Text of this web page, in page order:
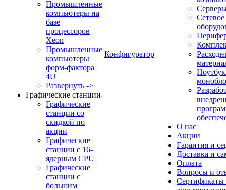
Промышленные
компьютеры на
базе
процессоров
Xeon
Промышленные
компьютеры
форм-фактора
4U
Развернуть ->
Графические станции
Графические
станции со
скидкой по
акции
Графические
станции с 16-
ядерным CPU
Графические
станции с
большим
Конфигуратор
Сетевое
О нас
Акции
Гарантия и
Доставка и
Оплата
Вопросы и
Сертификаты